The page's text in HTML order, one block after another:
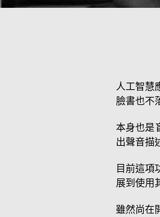
人工智慧
臉書也不
本身也是
出聲音描
目前這項
展到使用
雖然尚在